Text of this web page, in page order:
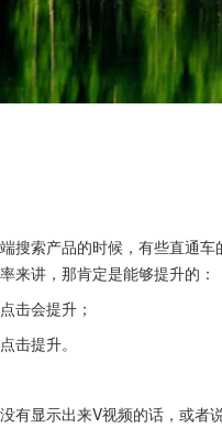
搜索产品的时候，有些直通
来讲，那肯定是能够提升的：
击会提升；
击提升。
有显示出来V视频的话，或者